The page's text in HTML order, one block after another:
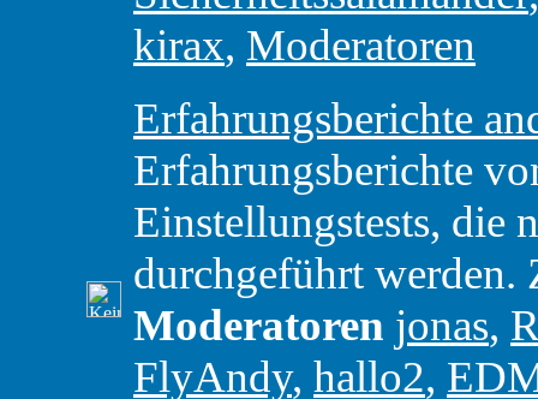
kirax, Moderatoren
Erfahrungsberichte
Erfahrungsberichte
Einstellungstests, die
durchgeführt
Moderatoren jonas,
FlyAndy, hallo2,